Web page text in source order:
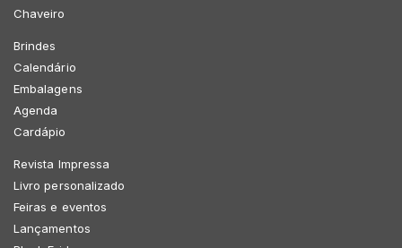
Chaveiro
Brindes
Calendário
Embalagens
Agenda
Cardápio
Revista Impressa
Livro personalizado
Feiras e eventos
Lançamentos